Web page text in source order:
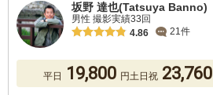
坂野 達也(Tatsuya Banno)
男性 撮影実績33回
4.86
21件
平日 19,800 円土日祝 23,760